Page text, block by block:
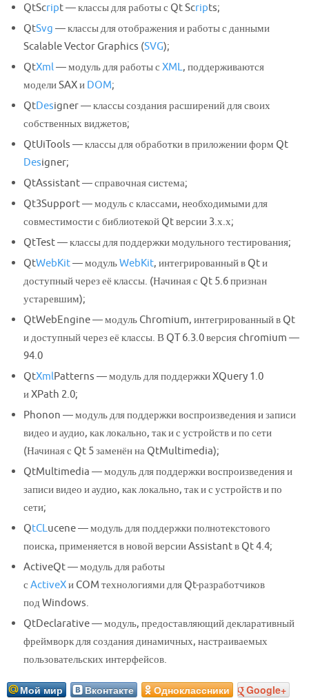
QtScript — классы для работы с Qt Scripts;
QtSvg — классы для отображения и работы с данными
Scalable Vector Graphics (SVG);
QtXml— модуль для работы сXML, поддерживаются
модели SAX и DOM;
QtDesigner — классы создания расширений для своих
собственных виджетов;
QtUiTools — классы для обработки в приложении форм Qt
Designer;
QtAssistant — справочная система;
Qt3Support — модуль с классами, необходимыми для
совместимости с библиотекой Qt версии 3.х.х;
QtTest — классы для поддержки модульного тестирования;
QtWebKit— модульWebKit, интегрированный в Qt и
доступный через её классы. (Начиная с Qt 5.6 признан
устаревшим);
QtWebEngine — модуль Chromium, интегрированный в Qt
и доступный через её классы. В QT 6.3.0 версия chromium —
94.0
QtXmlPatterns — модуль для поддержки XQuery 1.0
и XPath 2.0;
Phonon — модуль для поддержки воспроизведения и записи
видео и аудио, как локально, так и с устройств и по сети
(Начиная с Qt 5 заменён на QtMultimedia);
QtMultimedia — модуль для поддержки воспроизведения и
записи видео и аудио, как локально, так и с устройств и по
сети;
QtCLucene — модуль для поддержки полнотекстового
поиска, применяется в новой версии Assistant в Qt 4.4;
ActiveQt — модуль для работы
сActiveXи COM технологиями для Qt-разработчиков
под Windows.
QtDeclarative — модуль, предоставляющий декларативный
фреймворк для создания динамичных, настраиваемых
пользовательских интерфейсов.
Мой мир Вконтакте Одноклассники Google+